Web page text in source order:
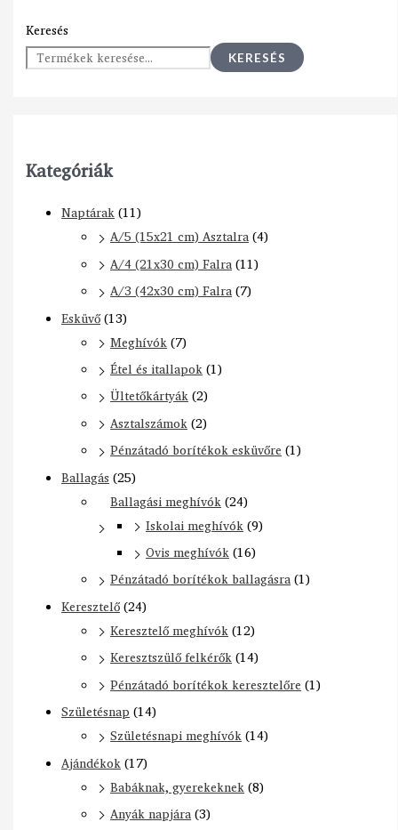
Keresés
KERESÉS
Kategóriák
Naptárak(11)
A/5 (15x21 cm) Asztalra(4)
A/4 (21x30 cm) Falra(11)
A/3 (42x30 cm) Falra(7)
Esküvő(13)
Meghívók(7)
Étel és itallapok(1)
Ültetőkártyák(2)
Asztalszámok(2)
Pénzátadó borítékok esküvőre (1)
Ballagás (25)
Ballagási meghívók(24)
Iskolai meghívók(9)
Ovis meghívók(16)
Pénzátadó borítékok ballagásra(1)
Keresztelő(24)
Keresztelő meghívók(12)
Keresztszülő felkérők(14)
Pénzátadó borítékok keresztelőre (1)
Születésnap (14)
Születésnapi meghívók(14)
Ajándékok(17)
Babáknak, gyerekeknek(8)
Anyák napjára(3)